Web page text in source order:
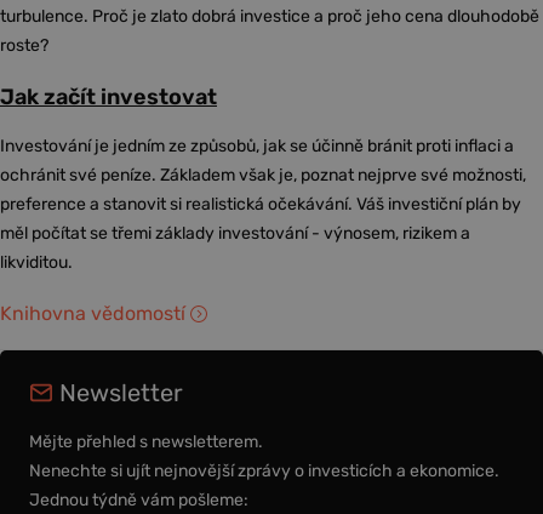
turbulence. Proč je zlato dobrá investice a proč jeho cena dlouhodobě
roste?
Jak začít investovat
Investování je jedním ze způsobů, jak se účinně bránit proti inflaci a
ochránit své peníze. Základem však je, poznat nejprve své možnosti,
preference a stanovit si realistická očekávání. Váš investiční plán by
měl počítat se třemi základy investování - výnosem, rizikem a
likviditou.
Knihovna vědomostí
Newsletter
Mějte přehled s newsletterem.
Nenechte si ujít nejnovější zprávy o investicích a ekonomice.
Jednou týdně vám pošleme: